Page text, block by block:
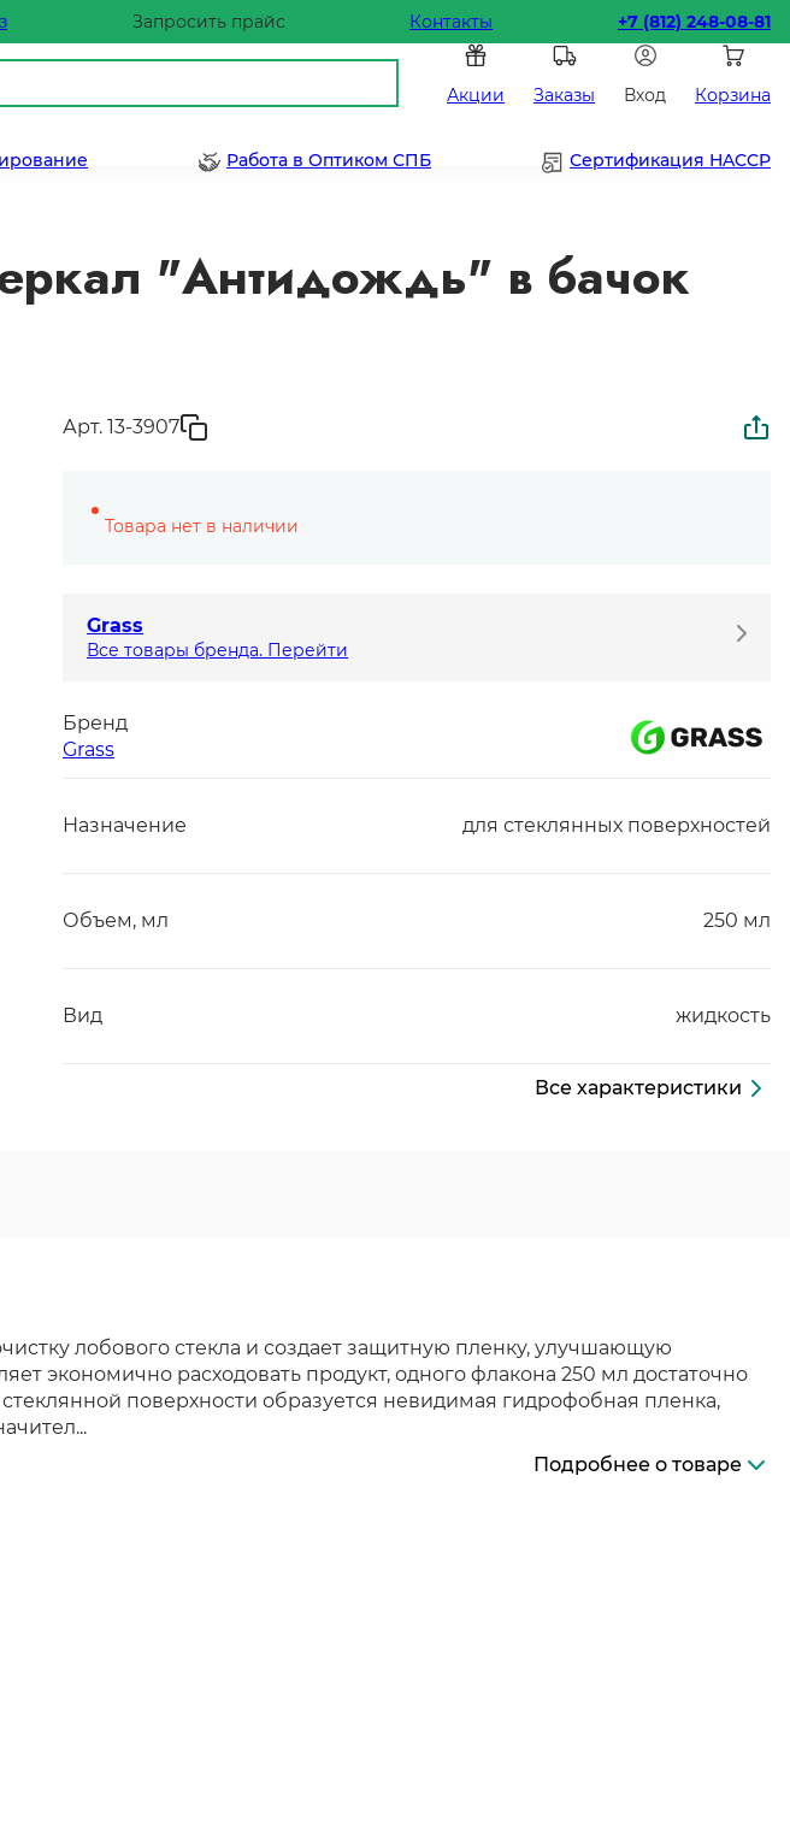
Запросить прайс Контакты +7 (812) 248-08-81
Акции Заказы Вход Корзина
Работа в Оптиком СПБ Сертификация HACCP
"Антидождь" в бачок
Арт. 13-3907
Товара нет в наличии
Grass
Все товары бренда. Перейти
Бренд
Grass
Назначение для стеклянных поверхностей
Объем, мл 250 мл
Вид жидкость
Все характеристики
лобового стекла и создает защитную пленку, улучшающую
экономично расходовать продукт, одного флакона 250 мл достаточно
поверхности образуется невидимая гидрофобная пленка,
Подробнее о товаре